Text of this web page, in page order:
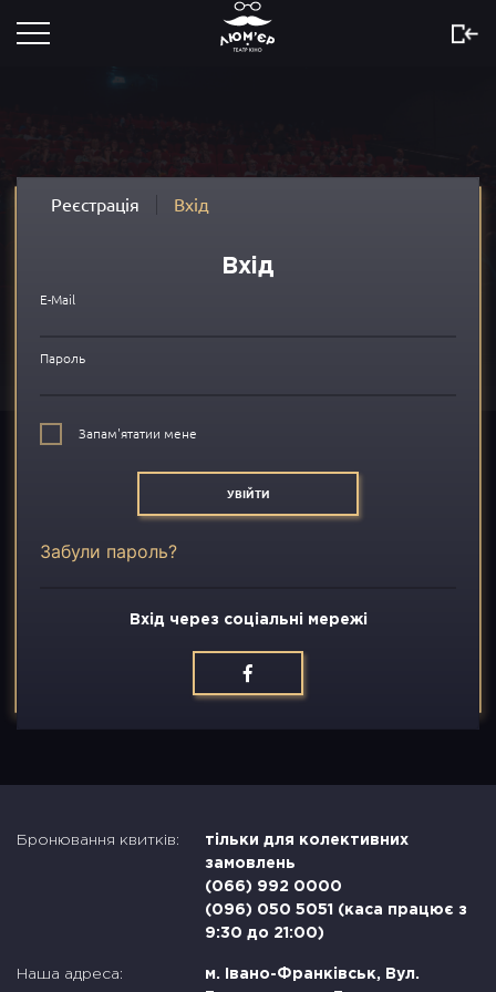
Новини
Сертифікати
Контакти
Реєстрація Вхід
Вхід
E-Mail
Пароль
Запам'ятатии мене
УВІЙТИ
Забули пароль?
Вхід через соціальні мережі
Бронювання квитків:
тільки для колективних
замовлень
(066) 992 0000
(096) 050 5051 (каса працює з
9:30 до 21:00)
Наша адреса:
м. Івано-Франківськ, Вул.